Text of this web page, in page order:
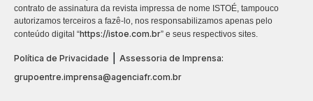
contrato de assinatura da revista impressa de nome ISTOÉ, tampouco
autorizamos terceiros a fazê-lo, nos responsabilizamos apenas pelo
conteúdo digital “https://istoe.com.br” e seus respectivos sites.
Política de Privacidade
Assessoria de Imprensa:
grupoentre.imprensa@agenciafr.com.br